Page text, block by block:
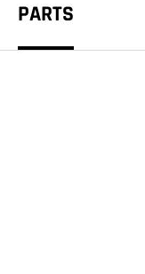
PARTS